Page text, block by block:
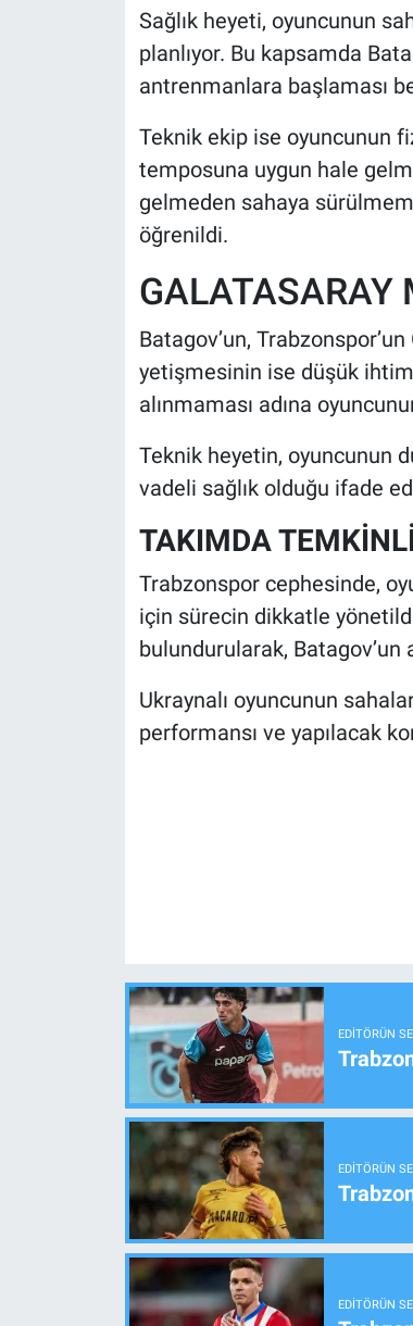
Sağlık heyeti, oyuncunun
planlıyor. Bu kapsamda
antrenmanlara başlaması
Teknik ekip ise oyuncunun
temposuna uygun hale
gelmeden sahaya
öğrenildi.
GALATASARAY
Batagov’un,
yetişmesinin ise düşük
alınmaması adına
Teknik heyetin, oyuncunun
vadeli sağlık olduğu ifade
TAKIMDA
Trabzonspor cephesinde,
için sürecin dikkatle
bulundurularak,
Ukraynalı oyuncunun
performansı ve yapılacak
EDITÖRÜN
EDITÖRÜN
EDITÖRÜN